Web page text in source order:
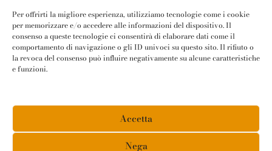
Per offrirti la migliore esperienza, utilizziamo tecnologie come i cookie
per memorizzare e/o accedere alle informazioni del dispositivo. Il
consenso a queste tecnologie ci consentirà di elaborare dati come il
comportamento di navigazione o gli ID univoci su questo sito. Il rifiuto o
la revoca del consenso può influire negativamente su alcune caratteristiche
e funzioni.
Accetta
Nega
Contatti
Newsletter
Amministrazione Trasparente
Privacy Policy
Cookie Policy